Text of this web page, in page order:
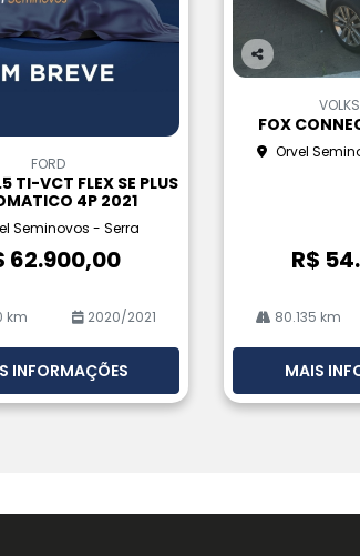
FORD
TI-VCT FLEX SE PLUS
4P 2021
Seminovos - Serra
62.900,00
km 2020/2021
INFORMAÇÕES
Co
rtil
he
FOX
Orvel
R$
80.135 km
MAIS